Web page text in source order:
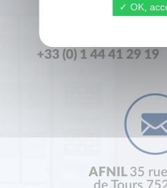
+33 (0) 1 44 41 29 19
AFNIL 35
OK,